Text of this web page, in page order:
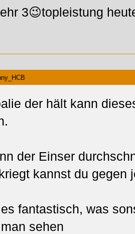
3😉topleistung
der hält kann
der Einser
kannst du gegen
fantastisch, was
sehen